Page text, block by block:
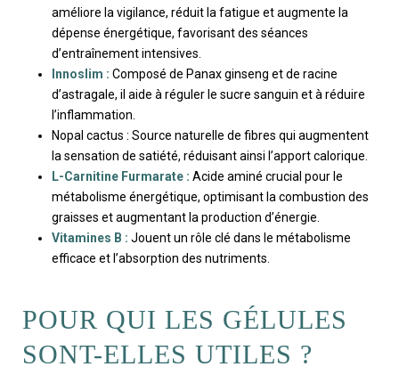
améliore la vigilance, réduit la fatigue et augmente la
dépense énergétique, favorisant des séances
d’entraînement intensives.
Innoslim : Composé de Panax ginseng et de racine
d’astragale, il aide à réguler le sucre sanguin et à réduire
l’inflammation.
Nopal cactus : Source naturelle de fibres qui augmentent
la sensation de satiété, réduisant ainsi l’apport calorique.
L-Carnitine Furmarate : Acide aminé crucial pour le
métabolisme énergétique, optimisant la combustion des
graisses et augmentant la production d’énergie.
Vitamines B : Jouent un rôle clé dans le métabolisme
efficace et l’absorption des nutriments.
POUR QUI LES GÉLULES
SONT-ELLES UTILES ?